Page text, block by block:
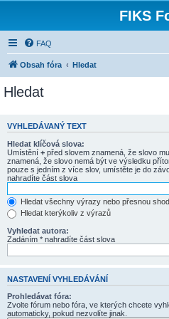
FIKS
FAQ
Obsah fóra Hledat
Hledat
VYHLEDÁVANÝ TEXT
Hledat klíčová slova:
Umístění + před slovem znamená, že slovo
znamená, že slovo nemá být ve výsledku
pouze s jedním z více slov, umístěte je do
nahradíte část slova
Hledat všechny výrazy nebo přesnou
Hledat kterýkoliv z výrazů
Vyhledat autora:
Zadáním * nahradíte část slova
NASTAVENÍ VYHLEDÁVÁNÍ
Prohledávat fóra:
Zvolte fórum nebo fóra, ve kterých chcete
automaticky, pokud nezvolíte jinak.